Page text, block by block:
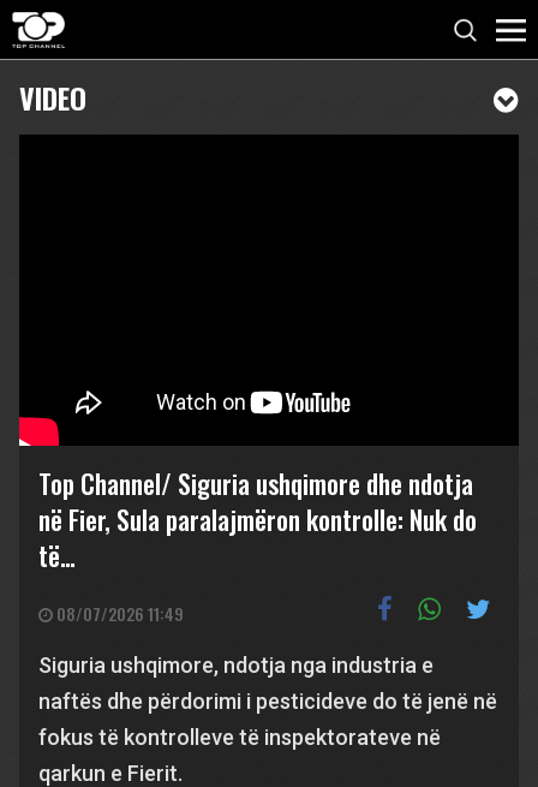
VIDEO
Top Channel/ Siguria ushqimore dhe ndotja
në Fier, Sula paralajmëron kontrolle: Nuk do
të…
08/07/2026 11:49
Siguria ushqimore, ndotja nga industria e
naftës dhe përdorimi i pesticideve do të jenë në
fokus të kontrolleve të inspektorateve në
qarkun e Fierit.